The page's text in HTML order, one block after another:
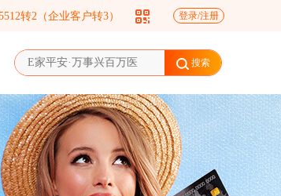
转2（企业客户转3） 登录/注册
搜索